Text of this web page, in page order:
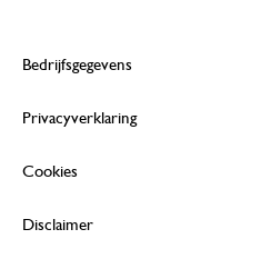
Bedrijfsgegevens
Privacyverklaring
Cookies
Disclaimer